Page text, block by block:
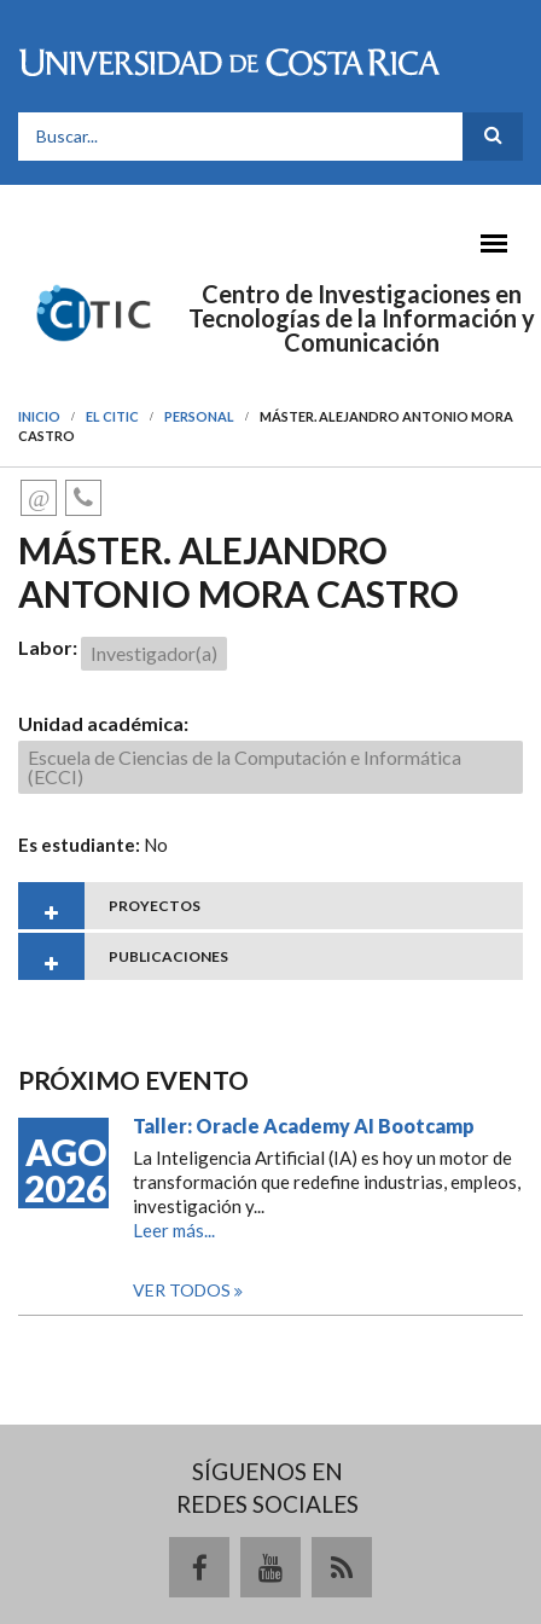
FORMULARIO DE BÚSQUEDA
Centro de Investigaciones en
Tecnologías de la Información y
Comunicación
INICIO EL CITIC PERSONAL
MÁSTER. ALEJANDRO ANTONIO MORA
CASTRO
MÁSTER. ALEJANDRO
ANTONIO MORA CASTRO
Labor: Investigador(a)
Unidad académica:
Escuela de Ciencias de la Computación e Informática
(ECCI)
Es estudiante: No
PROYECTOS
PUBLICACIONES
PRÓXIMO EVENTO
AGO
2026
Taller: Oracle Academy AI Bootcamp
La Inteligencia Artificial (IA) es hoy un motor de
transformación que redefine industrias, empleos,
investigación y...
Leer más...
VER TODOS
SÍGUENOS EN
REDES SOCIALES